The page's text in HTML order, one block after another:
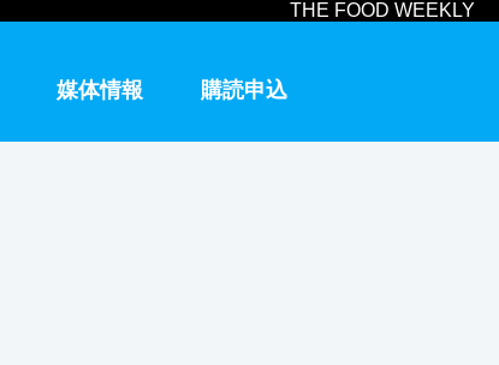
THE FOOD WEEKLY
媒体情報 購読申込